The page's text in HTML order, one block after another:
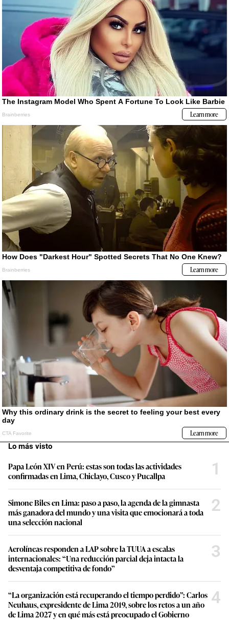
Lo más visto
Papa León XIV en Perú: estas son todas las actividades
confirmadas en Lima, Chiclayo, Cusco y Pucallpa
1
Simone Biles en Lima: paso a paso, la agenda de la gimnasta
más ganadora del mundo y una visita que emocionará a toda
una selección nacional
2
Aerolíneas responden a LAP sobre la TUUA a escalas
internacionales: “Una reducción parcial deja intacta la
desventaja competitiva de fondo”
3
“La organización está recuperando el tiempo perdido”: Carlos
Neuhaus, expresidente de Lima 2019, sobre los retos a un año
de Lima 2027 y en qué más está preocupado el Gobierno
4